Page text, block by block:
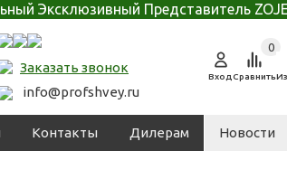
Эксклюзивный Представитель
Заказать звонок
info@profshvey.ru
ВходСравнить
0
Контакты Дилерам Новости